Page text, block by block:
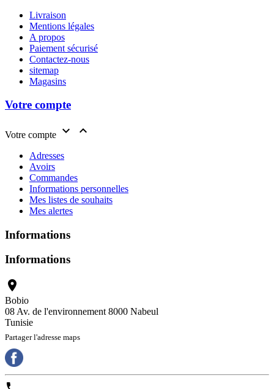
Livraison
Mentions légales
A propos
Paiement sécurisé
Contactez-nous
sitemap
Magasins
Votre compte
Votre compte  
Adresses
Avoirs
Commandes
Informations personnelles
Mes listes de souhaits
Mes alertes
Informations
Informations

Bobio
08 Av. de l'environnement 8000 Nabeul
Tunisie
Partager l'adresse maps